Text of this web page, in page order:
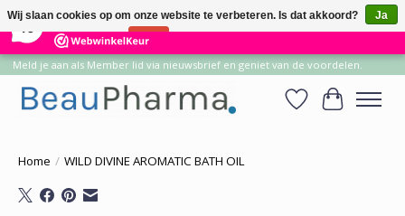
14 Reviews ×
Meld je aan als Member lid via nieuwsbrief en geniet van de voordelen.
Verlanglijst
Home / WILD DIVINE AROMATIC BATH OIL
Wij slaan cookies op om onze website te verbeteren. Is dat akkoord?
Ja
Nee